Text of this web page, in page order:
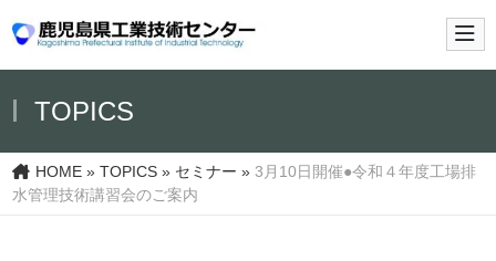
メ
TOPICS
HOME» TOPICS» セミナー » 3月10日開催●令和４年度工場排
水管理技術講習会のご案内